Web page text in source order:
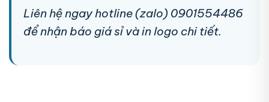
Liên hệ ngay hotline (zalo) 0901554486
để nhận báo giá sỉ và in logo chi tiết.